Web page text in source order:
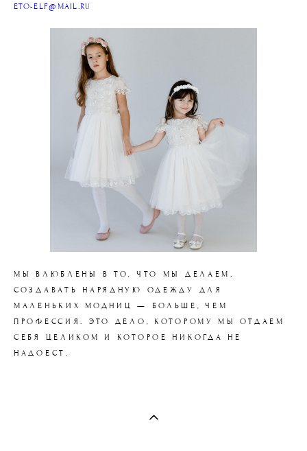
ETO-ELF@MAIL.RU
МЫ ВЛЮБЛЕНЫ В ТО, ЧТО МЫ ДЕЛАЕМ.
СОЗДАВАТЬ НАРЯДНУЮ ОДЕЖДУ ДЛЯ
МАЛЕНЬКИХ МОДНИЦ — БОЛЬШЕ, ЧЕМ
ПРОФЕССИЯ. ЭТО ДЕЛО, КОТОРОМУ МЫ ОТДАЕМ
СЕБЯ ЦЕЛИКОМ И КОТОРОЕ НИКОГДА НЕ
НАДОЕСТ.